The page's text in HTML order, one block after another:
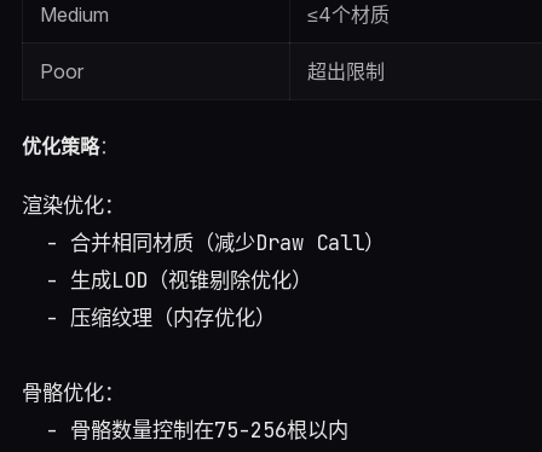
Medium ≤4个材质
Poor 超出限制
优化策略：
渲染优化：
  - 合并相同材质（减少Draw Call）
  - 生成LOD（视锥剔除优化）
  - 压缩纹理（内存优化）
骨骼优化：
  - 骨骼数量控制在75-256根以内